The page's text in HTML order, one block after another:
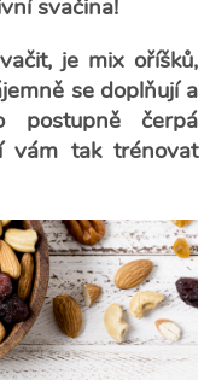
svačina!
je mix oříšků,
se doplňují a
postupně čerpá
vám tak trénovat